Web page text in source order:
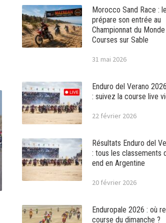
Morocco Sand Race :
prépare son entrée au
Championnat du
Courses sur Sable
31 mai 2026
Enduro del Verano
: suivez la course live
22 février 2026
Résultats Enduro del
: tous les classements
end en Argentine
20 février 2026
Enduropale 2026 : où
course du dimanche ?